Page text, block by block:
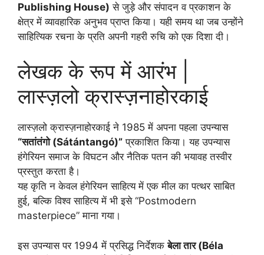
Publishing House) से जुड़े और संपादन व प्रकाशन के
क्षेत्र में व्यावहारिक अनुभव प्राप्त किया। यही समय था जब उन्होंने
साहित्यिक रचना के प्रति अपनी गहरी रुचि को एक दिशा दी।
लेखक के रूप में आरंभ |
लास्ज़लो क्रास्ज़नाहोरकाई
लास्ज़लो क्रास्ज़नाहोरकाई ने 1985 में अपना पहला उपन्यास
“सतांतंगो (Sátántangó)” प्रकाशित किया। यह उपन्यास
हंगेरियन समाज के विघटन और नैतिक पतन की भयावह तस्वीर
प्रस्तुत करता है।
यह कृति न केवल हंगेरियन साहित्य में एक मील का पत्थर साबित
हुई, बल्कि विश्व साहित्य में भी इसे “Postmodern
masterpiece” माना गया।
इस उपन्यास पर 1994 में प्रसिद्ध निर्देशकबेला तार (Béla